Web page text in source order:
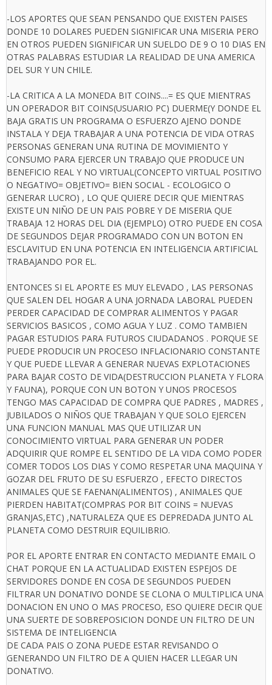
-LOS APORTES QUE SEAN PENSANDO QUE EXISTEN PAISES
DONDE 10 DOLARES PUEDEN SIGNIFICAR UNA MISERIA PERO
EN OTROS PUEDEN SIGNIFICAR UN SUELDO DE 9 O 10 DIAS EN
OTRAS PALABRAS ESTUDIAR LA REALIDAD DE UNA AMERICA
DEL SUR Y UN CHILE.
-LA CRITICA A LA MONEDA BIT COINS....= ES QUE MIENTRAS
UN OPERADOR BIT COINS(USUARIO PC) DUERME(Y DONDE EL
BAJA GRATIS UN PROGRAMA O ESFUERZO AJENO DONDE
INSTALA Y DEJA TRABAJAR A UNA POTENCIA DE VIDA OTRAS
PERSONAS GENERAN UNA RUTINA DE MOVIMIENTO Y
CONSUMO PARA EJERCER UN TRABAJO QUE PRODUCE UN
BENEFICIO REAL Y NO VIRTUAL(CONCEPTO VIRTUAL POSITIVO
O NEGATIVO= OBJETIVO= BIEN SOCIAL - ECOLOGICO O
GENERAR LUCRO) , LO QUE QUIERE DECIR QUE MIENTRAS
EXISTE UN NIÑO DE UN PAIS POBRE Y DE MISERIA QUE
TRABAJA 12 HORAS DEL DIA (EJEMPLO) OTRO PUEDE EN COSA
DE SEGUNDOS DEJAR PROGRAMADO CON UN BOTON EN
ESCLAVITUD EN UNA POTENCIA EN INTELIGENCIA ARTIFICIAL
TRABAJANDO POR EL.
ENTONCES SI EL APORTE ES MUY ELEVADO , LAS PERSONAS
QUE SALEN DEL HOGAR A UNA JORNADA LABORAL PUEDEN
PERDER CAPACIDAD DE COMPRAR ALIMENTOS Y PAGAR
SERVICIOS BASICOS , COMO AGUA Y LUZ . COMO TAMBIEN
PAGAR ESTUDIOS PARA FUTUROS CIUDADANOS . PORQUE SE
PUEDE PRODUCIR UN PROCESO INFLACIONARIO CONSTANTE
Y QUE PUEDE LLEVAR A GENERAR NUEVAS EXPLOTACIONES
PARA BAJAR COSTO DE VIDA(DESTRUCCION PLANETA Y FLORA
Y FAUNA), PORQUE CON UN BOTON Y UNOS PROCESOS
TENGO MAS CAPACIDAD DE COMPRA QUE PADRES , MADRES ,
JUBILADOS O NIÑOS QUE TRABAJAN Y QUE SOLO EJERCEN
UNA FUNCION MANUAL MAS QUE UTILIZAR UN
CONOCIMIENTO VIRTUAL PARA GENERAR UN PODER
ADQUIRIR QUE ROMPE EL SENTIDO DE LA VIDA COMO PODER
COMER TODOS LOS DIAS Y COMO RESPETAR UNA MAQUINA Y
GOZAR DEL FRUTO DE SU ESFUERZO , EFECTO DIRECTOS
ANIMALES QUE SE FAENAN(ALIMENTOS) , ANIMALES QUE
PIERDEN HABITAT(COMPRAS POR BIT COINS = NUEVAS
GRANJAS,ETC) ,NATURALEZA QUE ES DEPREDADA JUNTO AL
PLANETA COMO DESTRUIR EQUILIBRIO.
POR EL APORTE ENTRAR EN CONTACTO MEDIANTE EMAIL O
CHAT PORQUE EN LA ACTUALIDAD EXISTEN ESPEJOS DE
SERVIDORES DONDE EN COSA DE SEGUNDOS PUEDEN
FILTRAR UN DONATIVO DONDE SE CLONA O MULTIPLICA UNA
DONACION EN UNO O MAS PROCESO, ESO QUIERE DECIR QUE
UNA SUERTE DE SOBREPOSICION DONDE UN FILTRO DE UN
SISTEMA DE INTELIGENCIA
DE CADA PAIS O ZONA PUEDE ESTAR REVISANDO O
GENERANDO UN FILTRO DE A QUIEN HACER LLEGAR UN
DONATIVO.